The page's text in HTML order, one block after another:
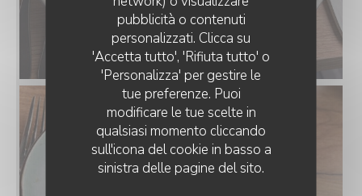
pubblicità o contenuti
personalizzati. Clicca su
'Accetta tutto', 'Rifiuta tutto' o
'Personalizza' per gestire le
tue preferenze. Puoi
modificare le tue scelte in
qualsiasi momento cliccando
sull'icona del cookie in basso a
sinistra delle pagine del sito.
CHEZ MARIE